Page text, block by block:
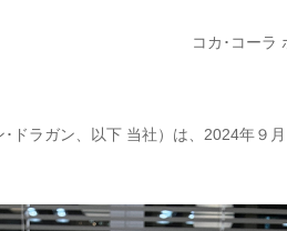
コカ･コーラ
ドラガン、以下 当社）は、2024年９